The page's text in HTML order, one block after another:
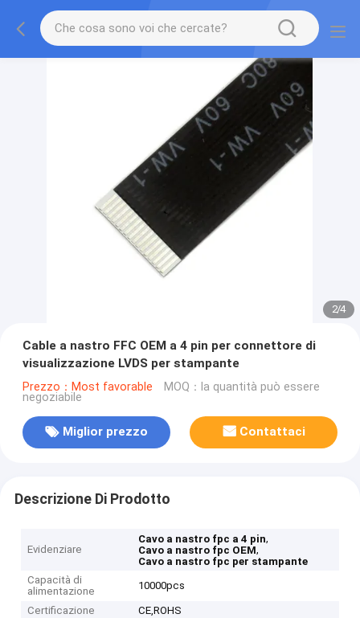
2/4
Cable a nastro FFC OEM a 4 pin per connettore di
visualizzazione LVDS per stampante
Prezzo：Most favorable MOQ：la quantità può essere
negoziabile
Miglior prezzo Contattaci
Descrizione Di Prodotto
Evidenziare
Cavo a nastro fpc a 4 pin,
Cavo a nastro fpc OEM,
Cavo a nastro fpc per stampante
Capacità di
alimentazione
10000pcs
Certificazione
CE,ROHS